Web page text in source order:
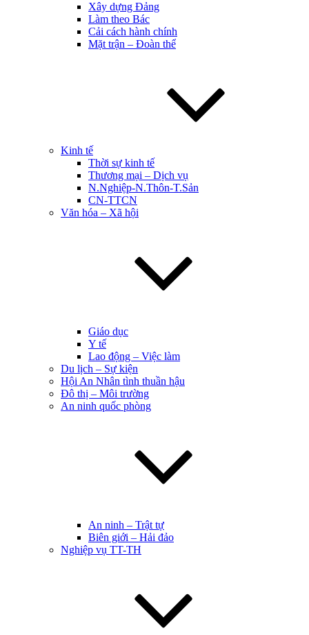
Xây dựng Đảng
Làm theo Bác
Cải cách hành chính
Mặt trận – Đoàn thể
Kinh tế
Thời sự kinh tế
Thương mại – Dịch vụ
N.Nghiệp-N.Thôn-T.Sản
CN-TTCN
Văn hóa – Xã hội
Giáo dục
Y tế
Lao động – Việc làm
Du lịch – Sự kiện
Hội An Nhân tình thuần hậu
Đô thị – Môi trường
An ninh quốc phòng
An ninh – Trật tự
Biên giới – Hải đảo
Nghiệp vụ TT-TH